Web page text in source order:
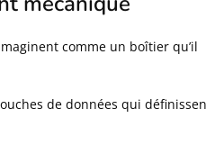
comme un boîtier qu’il
de données qui